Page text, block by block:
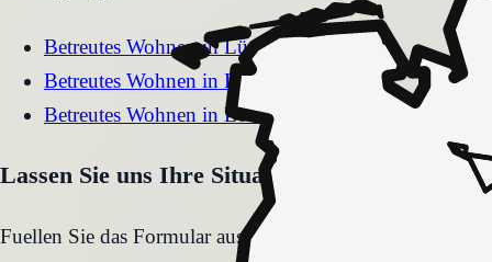
Betreutes WohneninLüdinghausen
Betreutes Wohnen in Lügde
Betreutes Wohnen in Lohmar
Lassen Sie uns Ihre Situation gemeinsam
Fuellen Sie das Formular aus. Wir melden uns zeitnah